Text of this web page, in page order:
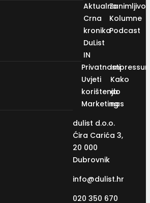
Aktualno
Crna
kronika
DuList
IN
Kolumne
Podcast
Privatnosti
Uvjeti
korištenja
Marketing
Kako
do
nas
dulist d.o.o.
Ćira Carića 3,
20 000
Dubrovnik
info@dulist.hr
020 350 670